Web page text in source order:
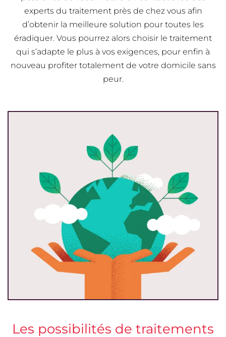
experts du traitement près de chez vous afin
d’obtenir la meilleure solution pour toutes les
éradiquer. Vous pourrez alors choisir le traitement
qui s’adapte le plus à vos exigences, pour enfin à
nouveau profiter totalement de votre domicile sans
peur.
Les possibilités de traitements